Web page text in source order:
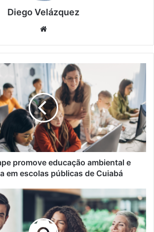
Diego Velázquez
promove educação ambiental e
em escolas públicas de Cuiabá